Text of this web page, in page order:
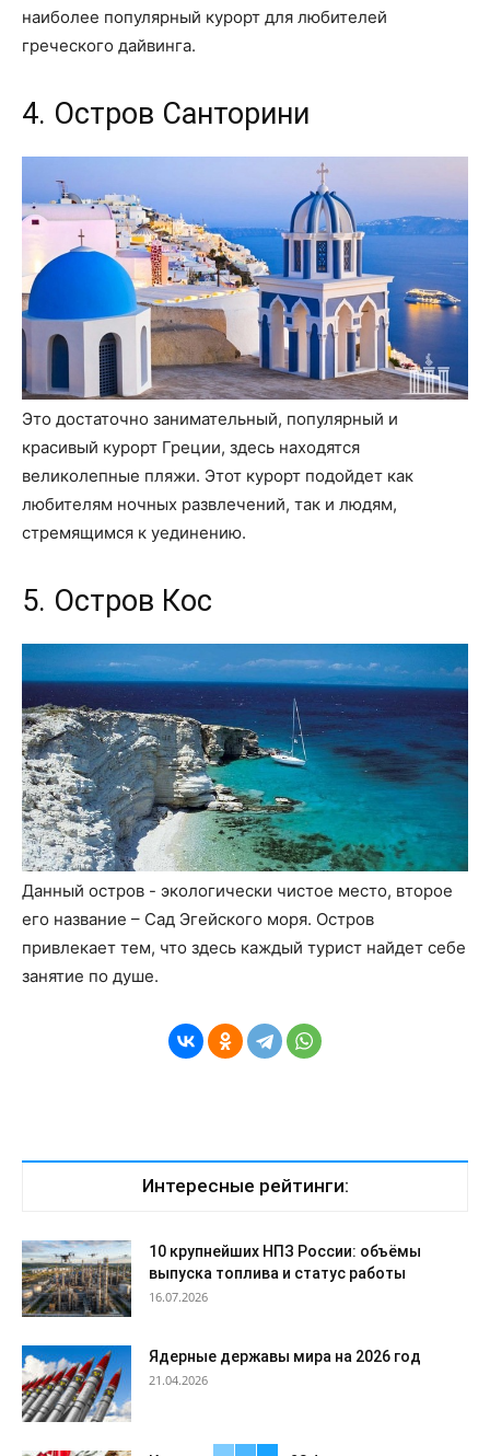
наиболее популярный курорт для любителей
греческого дайвинга.
4. Остров Санторини
Это достаточно занимательный, популярный и
красивый курорт Греции, здесь находятся
великолепные пляжи. Этот курорт подойдет как
любителям ночных развлечений, так и людям,
стремящимся к уединению.
5. Остров Кос
Данный остров - экологически чистое место, второе
его название – Сад Эгейского моря. Остров
привлекает тем, что здесь каждый турист найдет себе
занятие по душе.
Интересные рейтинги:
10 крупнейших НПЗ России: объёмы
выпуска топлива и статус работы
16.07.2026
Ядерные державы мира на 2026 год
21.04.2026